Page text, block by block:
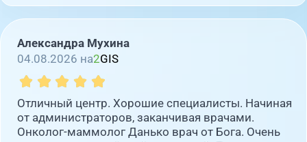
Александра Мухина
04.08.2026 на2GIS
Отличный центр. Хорошие специалисты. Начиная
от администраторов, заканчивая врачами.
Онколог-маммолог Данько врач от Бога. Очень